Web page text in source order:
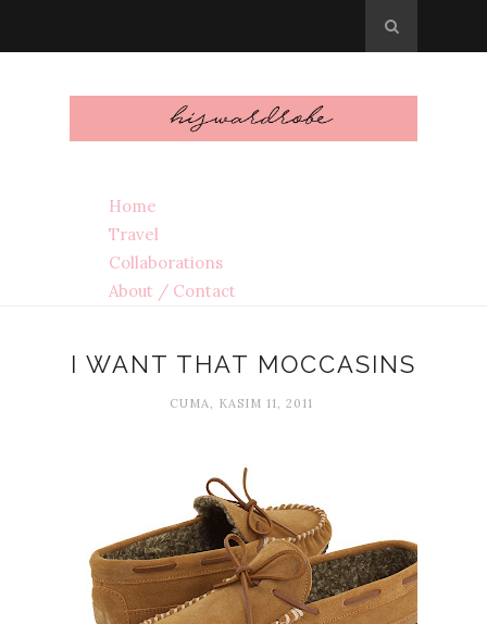
Home
Travel
Collaborations
About / Contact
I WANT THAT MOCCASINS
CUMA, KASIM 11, 2011